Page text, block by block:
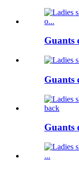
Guants
Guants
Guants